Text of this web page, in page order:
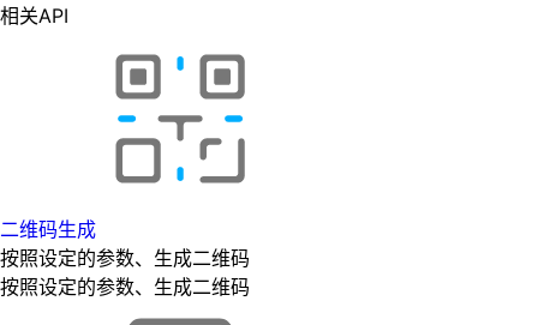
相关API
二维码生成
按照设定的参数、生成二维码
按照设定的参数、生成二维码